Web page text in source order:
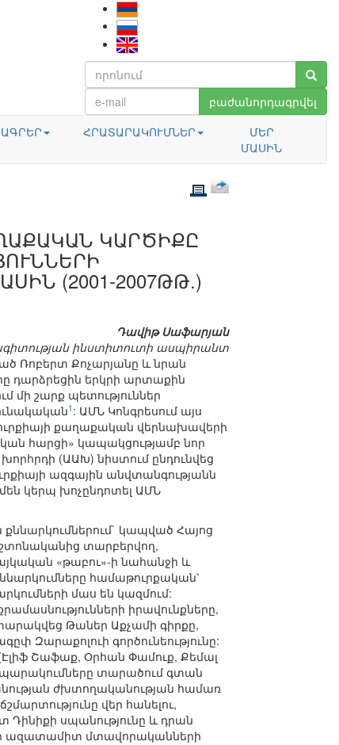
բաժանորդագրվել
ՀՐԱՏԱՐԱԿՈՒՄՆԵՐ
ՄԵՐ
ՄԱՍԻՆ
ԿԱՐԾԻՔԸ
(2001-2007ԹԹ.)
Դավիթ Սաֆարյան
ինստիտուտի ասպիրանտ
Ռոբերտ Քոչարյանը և նրան
դարձրեցին երկրի արտաքին
մի շարք պետություններ
1 : ԱՄՆ Կոնգրեսում այս
քաղաքական վերնախավերի
հարցի» կապակցությամբ նոր
(ԱԱԽ) նիստում ընդունվեց
ազգային անվտանգությանն
կերպ խոչընդոտել ԱՄՆ
կապված Հայոց
տարբերվող,
«թաբու»-ի նահանջի և
համաթուրքական՝
մաս են կազմում:
իրավունքները,
Թաներ Աքչամի գիրքը,
Զարաքոլուի գործունեությունը:
Շաֆաք, Օրհան Փամուք, Քեմալ
տարածում գտան
ժխտողականության համառ
վեր հանելու,
Դինիքի սպանությունը և դրան
ազատամիտ մտավորականների